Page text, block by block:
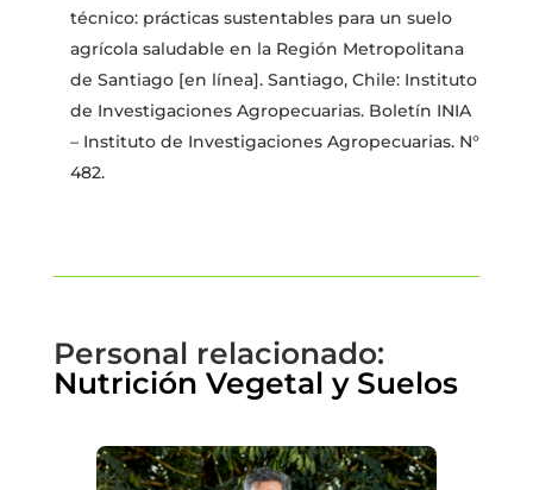
técnico: prácticas sustentables para un suelo
agrícola saludable en la Región Metropolitana
de Santiago [en línea]. Santiago, Chile: Instituto
de Investigaciones Agropecuarias. Boletín INIA
– Instituto de Investigaciones Agropecuarias. N°
482.
Personal relacionado:
Nutrición Vegetal y Suelos